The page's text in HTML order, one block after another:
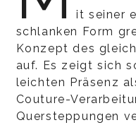
it seiner
schlanken Form
Konzept des
auf. Es zeigt sich
leichten Präsenz
Couture-
Quersteppungen